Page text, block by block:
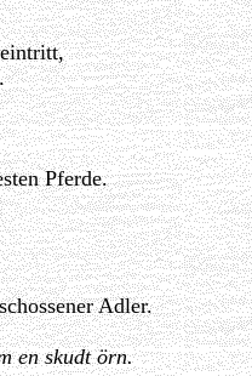
Pferde.
Adler.
en skudt örn.